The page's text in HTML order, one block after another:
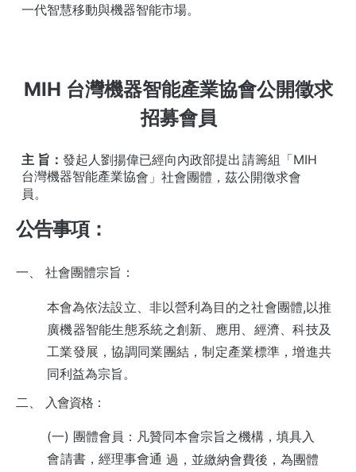
一代智慧移動與機器智能市場。
MIH 台灣機器智能產業協會公開徵求
招募會員
主 旨： 發起⼈劉揚偉已經向內政部提出 請籌組「MIH
台灣機器智能產業協會」社會團體，茲公開徵求會
員。
公告事項：
一、 社會團體宗旨：
本會為依法設立、非以營利為目的之社會團體,以推
廣機器智能生態系統之創新、應用、經濟、科技及
工業發展，協調同業團結，制定產業標準，增進共
同利益為宗旨。
二、
入會資格：
(一) 團體會員：凡贊同本會宗旨之機構，填具入
會請書，經理事會通 過，並繳納會費後，為團體